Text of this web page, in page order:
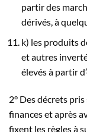
partir des
dérivés, à
k) les produits
et autres
élevés à partir
2° Des décrets
finances et après
fixent les règles à